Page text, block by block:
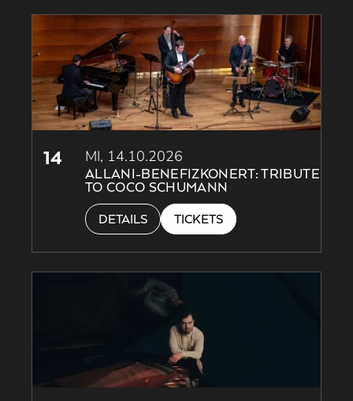
14 MI, 14.10.2026
ALLANI-BENEFIZKONERT: TRIBUTE
TO COCO SCHUMANN
DETAILS TICKETS